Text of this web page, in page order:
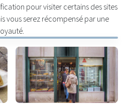
pour visiter certains des sites
vous serez récompensé par une